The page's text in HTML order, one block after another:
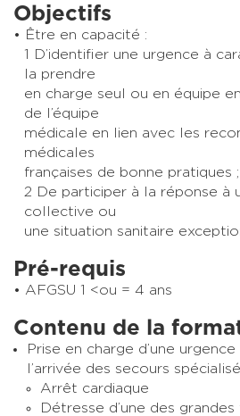
Objectifs
Être en capacité :
1 D’identifier une urgence à
la prendre
en charge seul ou en équipe
de l’équipe
médicale en lien avec les
médicales
françaises de bonne pratiques ;
2 De participer à la réponse à
collective ou
une situation sanitaire
Pré-requis
AFGSU 1 <ou = 4 ans
Contenu de la
Prise en charge d’une
l’arrivée des secours
Arrêt cardiaque
Détresse d’une des